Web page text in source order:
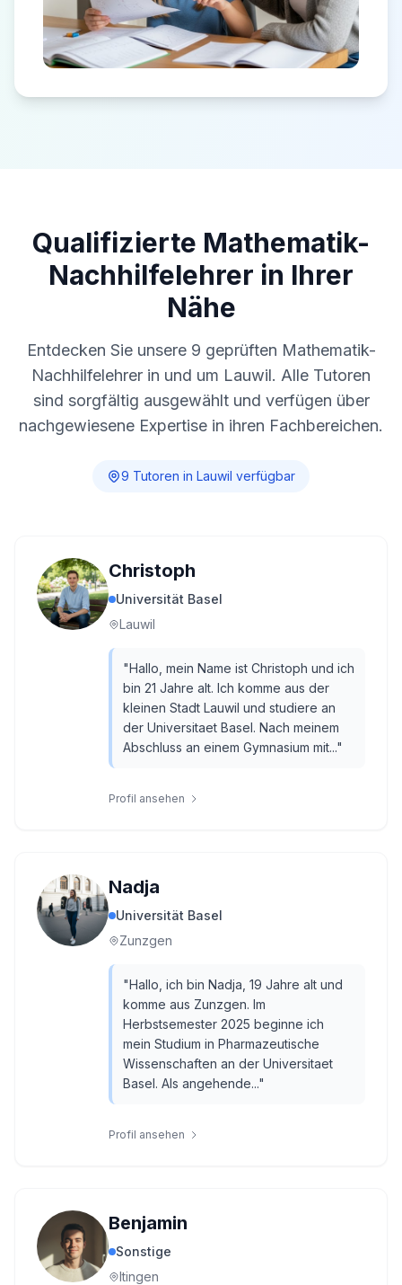
Qualifizierte Mathematik-
Nachhilfelehrer in Ihrer
Nähe
Entdecken Sie unsere 9 geprüften Mathematik-
Nachhilfelehrer in und um Lauwil. Alle Tutoren
sind sorgfältig ausgewählt und verfügen über
nachgewiesene Expertise in ihren Fachbereichen.
9 Tutoren in Lauwil verfügbar
Christoph
Universität Basel
Lauwil
"Hallo, mein Name ist Christoph und ich
bin 21 Jahre alt. Ich komme aus der
kleinen Stadt Lauwil und studiere an
der Universitaet Basel. Nach meinem
Abschluss an einem Gymnasium mit..."
Profil ansehen
Nadja
Universität Basel
Zunzgen
"Hallo, ich bin Nadja, 19 Jahre alt und
komme aus Zunzgen. Im
Herbstsemester 2025 beginne ich
mein Studium in Pharmazeutische
Wissenschaften an der Universitaet
Basel. Als angehende..."
Profil ansehen
Benjamin
Sonstige
Itingen